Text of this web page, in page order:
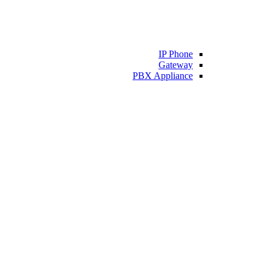
IP Phone
Gateway
PBX Appliance